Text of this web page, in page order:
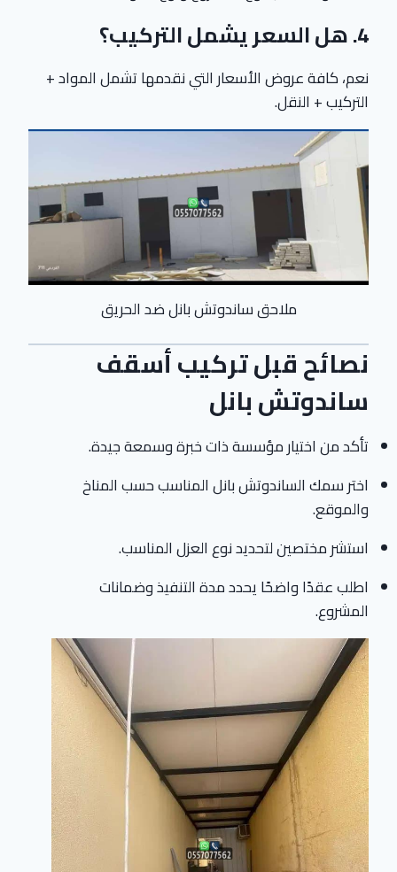
4. هل السعر يشمل التركيب؟
نعم، كافة عروض الأسعار التي نقدمها تشمل المواد +
التركيب + النقل.
ملاحق ساندوتش بانل ضد الحريق
نصائح قبل تركيب أسقف
ساندوتش بانل
تأكد من اختيار مؤسسة ذات خبرة وسمعة جيدة.
اختر سمك الساندوتش بانل المناسب حسب المناخ
والموقع.
استشر مختصين لتحديد نوع العزل المناسب.
اطلب عقدًا واضحًا يحدد مدة التنفيذ وضمانات
المشروع.